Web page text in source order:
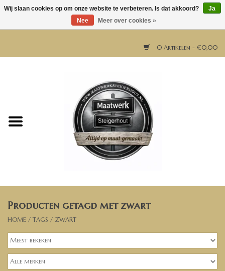
0 Artikelen - €0,00
Horeca meubels
Bartafels
Banken, stoelen &
(Bar)krukken
Producten getagd met zwart
HOME / TAGS / ZWART
Wij slaan cookies op om onze website te verbeteren. Is dat akkoord?
Ja
Nee
Meer over cookies »